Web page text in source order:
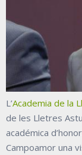
L’Academia de la
de les Lletres
académica
Campoamor una